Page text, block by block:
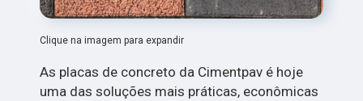
Clique na imagem para expandir
As placas de concreto da Cimentpav é hoje
uma das soluções mais práticas, econômicas